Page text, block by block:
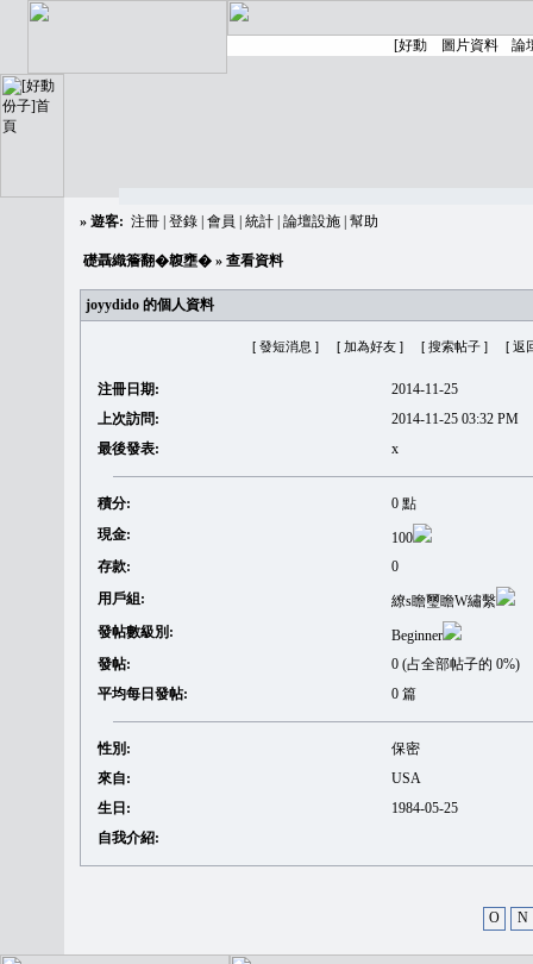
» 遊客: 注冊 登錄 會員 統計 論壇設施 幫助
礎聶織簷翻�䪖壅� » 查看資料
joyydido 的個人資料
[ 發短消息 ] [ 加為好友 ] [ 搜索帖子 ] [ 返
注冊日期:
2014-11-25
上次訪問:
2014-11-25 03:32 PM
最後發表:
x
積分:
0 點
現金:
100
存款:
0
用戶組:
繚s瞻璽瞻W繡繫
發帖數級別:
Beginner
發帖:
0 (占全部帖子的 0%)
平均每日發帖:
0 篇
性別:
保密
來自:
USA
生日:
1984-05-25
自我介紹:
O N